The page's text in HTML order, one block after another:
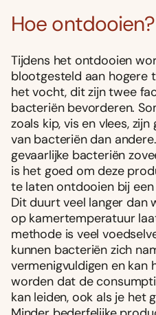
Hoe ontdooien?
Tijdens het ontdooien
blootgesteld aan hogere
het vocht, dit zijn twee
bacteriën bevorderen.
zoals kip, vis en vlees,
van bacteriën dan
gevaarlijke bacteriën
is het goed om deze
te laten ontdooien bij
Dit duurt veel langer dan
op kamertemperatuur
methode is veel
kunnen bacteriën zich
vermenigvuldigen en kan
worden dat de
kan leiden, ook als je het